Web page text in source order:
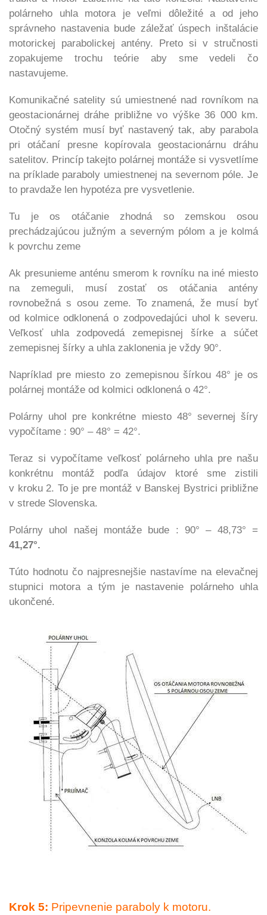
polárneho uhla motora je veľmi dôležité a od jeho
správneho nastavenia bude záležať úspech inštalácie
motorickej parabolickej antény. Preto si v stručnosti
zopakujeme trochuteórie aby sme vedeli čo
nastavujeme.
Komunikačné satelity sú umiestnené nad rovníkom na
geostacionárnej dráhe približne vo výške 36 000 km.
Otočný systém musí byť nastavený tak, aby parabola
pri otáčaní presne kopírovala geostacionárnu dráhu
satelitov. Princíp takejto polárnej montáže si vysvetlíme
na príklade paraboly umiestnenej na severnom póle. Je
to pravdaže len hypotéza pre vysvetlenie.
Tu je os otáčanie zhodná so zemskou osou
prechádzajúcou južným a severným pólom a je kolmá
k povrchu zeme
Ak presunieme anténu smerom k rovníku na iné miesto
na zemeguli, musí zostať os otáčania antény
rovnobežná s osou zeme. To znamená, že musí byť
od kolmice odklonená o zodpovedajúci uhol k severu.
Veľkosť uhla zodpovedá zemepisnej šírke a súčet
zemepisnej šírky a uhla zaklonenia je vždy 90°.
Napríklad pre miesto zo zemepisnou šírkou 48° je os
polárnej montáže od kolmici odklonená o 42°.
Polárny uhol pre konkrétne miesto 48° severnej šíry
vypočítame : 90° – 48° = 42°.
Teraz si vypočítame veľkosť polárneho uhla pre našu
konkrétnu montáž podľa údajov ktoré sme zistili
v kroku 2. To je pre montáž v Banskej Bystrici približne
v strede Slovenska.
Polárny uhol našej montáže bude : 90° – 48,73° =
41,27°.
Túto hodnotu čo najpresnejšie nastavíme na elevačnej
stupnici motora a tým je nastavenie polárneho uhla
ukončené.
Krok 5: Pripevnenie paraboly k motoru.